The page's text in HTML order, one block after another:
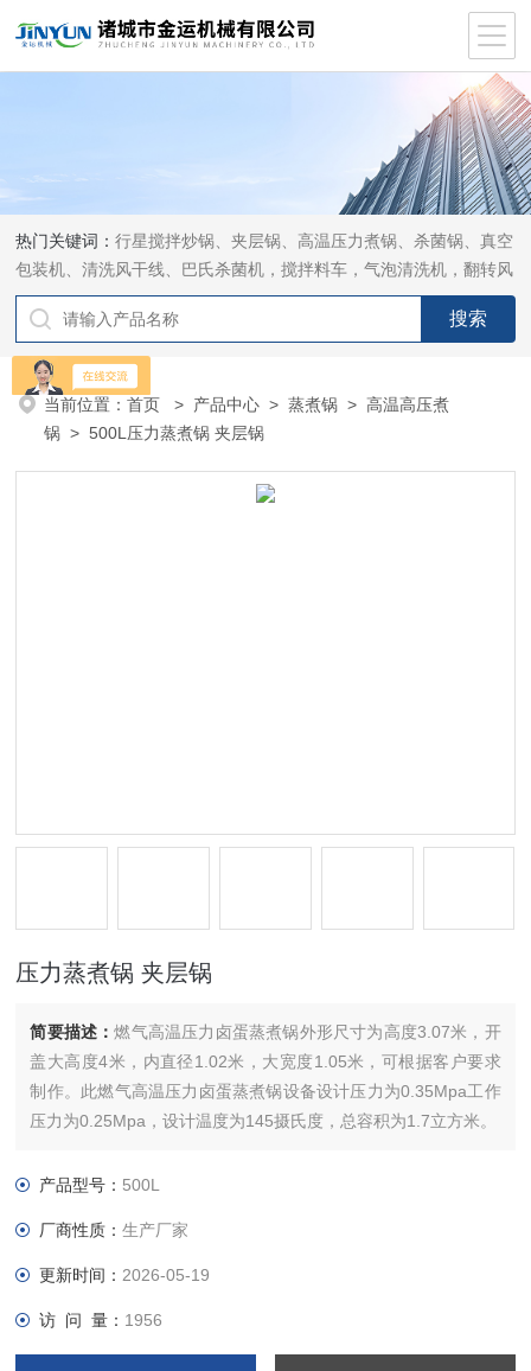
热门关键词：行星搅拌炒锅、夹层锅、高温压力煮锅、杀菌锅、真空
包装机、清洗风干线、巴氏杀菌机，搅拌料车，气泡清洗机，翻转风
干机
当前位置：首页 > 产品中心 >蒸煮锅 >高温高压煮
锅 > 500L压力蒸煮锅 夹层锅
压力蒸煮锅 夹层锅
简要描述：燃气高温压力卤蛋蒸煮锅外形尺寸为高度3.07米，开
盖大高度4米，内直径1.02米，大宽度1.05米，可根据客户要求
制作。此燃气高温压力卤蛋蒸煮锅设备设计压力为0.35Mpa工作
压力为0.25Mpa，设计温度为145摄氏度，总容积为1.7立方米。
产品型号： 500L
厂商性质：生产厂家
更新时间： 2026-05-19
访 问 量： 1956